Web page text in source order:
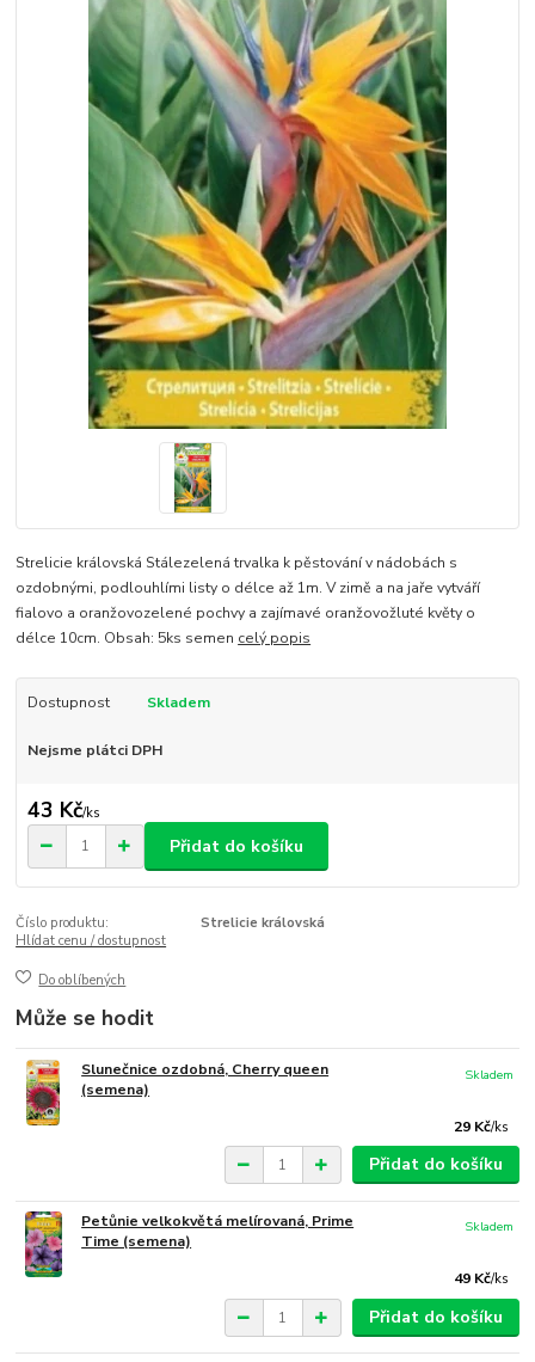
Strelicie královská Stálezelená trvalka k pěstování v nádobách s
ozdobnými, podlouhlími listy o délce až 1m. V zimě a na jaře vytváří
fialovo a oranžovozelené pochvy a zajímavé oranžovožluté květy o
délce 10cm. Obsah: 5ks semen celý popis
Dostupnost Skladem
Nejsme plátci DPH
43 Kč/ks
Přidat do košíku
Číslo produktu:
Strelicie královská
Hlídat cenu / dostupnost
Do oblíbených
Může se hodit
Slunečnice ozdobná, Cherry queen
(semena)
29 Kč/ks
Skladem
Přidat do košíku
Petůnie velkokvětá melírovaná, Prime
Time (semena)
49 Kč/ks
Skladem
Přidat do košíku